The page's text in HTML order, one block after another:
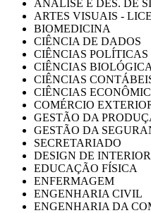
ANÁLISE E DES. DE
ARTES VISUAIS -
BIOMEDICINA
CIÊNCIA DE DADOS
CIÊNCIAS POLÍTICAS
CIÊNCIAS
CIÊNCIAS
CIÊNCIAS
COMÉRCIO
GESTÃO DA
GESTÃO DA
SECRETARIADO
DESIGN DE
EDUCAÇÃO FÍSICA
ENFERMAGEM
ENGENHARIA CIVIL
ENGENHARIA DA